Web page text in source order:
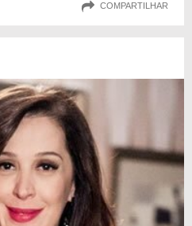
COMPARTILHAR